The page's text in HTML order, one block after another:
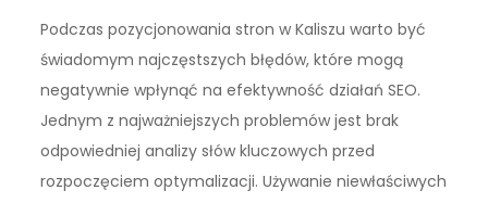
Podczas pozycjonowania stron w Kaliszu warto być
świadomym najczęstszych błędów, które mogą
negatywnie wpłynąć na efektywność działań SEO.
Jednym z najważniejszych problemów jest brak
odpowiedniej analizy słów kluczowych przed
rozpoczęciem optymalizacji. Używanie niewłaściwych